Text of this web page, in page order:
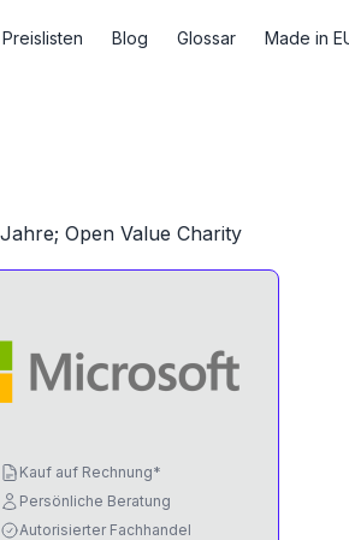
Preislisten Blog Glossar Made in
Open Value Charity
Kauf auf Rechnung*
Persönliche Beratung
Autorisierter Fachhandel